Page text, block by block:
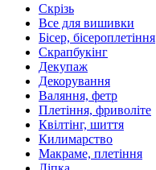
Скрізь
Все для вишивки
Бісер, бісероплетіння
Скрапбукінг
Декупаж
Декорування
Валяння, фетр
Плетіння, фриволіте
Квілтінг, шиття
Килимарство
Макраме, плетіння